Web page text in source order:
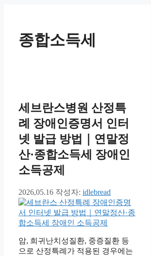
종합소득세
세브란스병원 산정특
례 장애인증명서 인터
넷 발급 방법｜연말정
산·종합소득세 장애인
소득공제
2026,05.16 작성자: idlebread
암, 희귀난치성질환, 중증질환 등
으로 산정특례가 적용된 경우에는